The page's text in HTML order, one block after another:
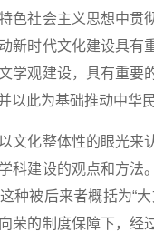
色社会主义思想中贯
新时代文化建设具
学观建设，具有重要
以此为基础推动中华
化整体性的眼光来
科建设的观点和方法
种被后来者概括为“
荣的制度保障下，经